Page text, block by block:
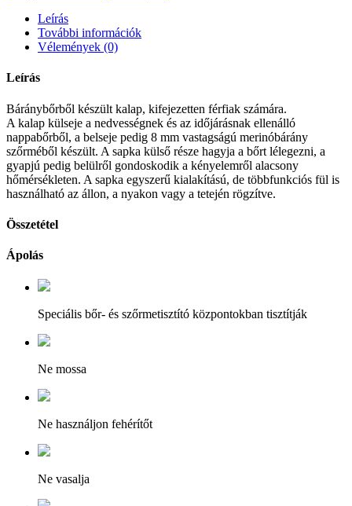
Leírás
További információk
Vélemények (0)
Leírás
Báránybőrből készült kalap, kifejezetten férfiak számára.
A kalap külseje a nedvességnek és az időjárásnak ellenálló
nappabőrből, a belseje pedig 8 mm vastagságú merinóbárány
szőrméből készült. A sapka külső része hagyja a bőrt lélegezni, a
gyapjú pedig belülről gondoskodik a kényelemről alacsony
hőmérsékleten. A sapka egyszerű kialakítású, de többfunkciós fül is
használható az állon, a nyakon vagy a tetején rögzítve.
Összetétel
Ápolás
Speciális bőr- és szőrmetisztító központokban tisztítják
Ne mossa
Ne használjon fehérítőt
Ne vasalja